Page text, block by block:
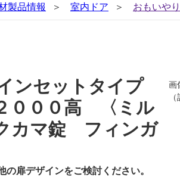
製品情報 室内ドア おもいや
ンセットタイプ
００高 〈ミル
カマ錠 フィンガ
扉デザインをご検討ください。
画